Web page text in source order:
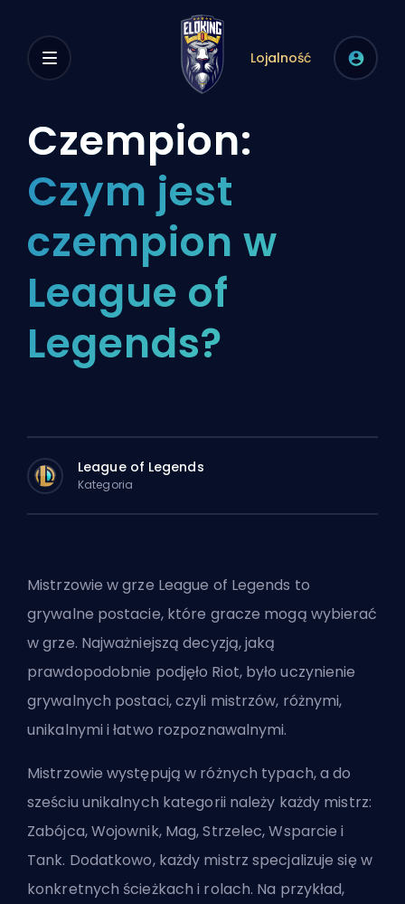
Lojalność
Czempion:
Czym jest
czempion w
League of
Legends?
League of Legends
Kategoria
Mistrzowie w grze League of Legends to
grywalne postacie, które gracze mogą wybierać
w grze. Najważniejszą decyzją, jaką
prawdopodobnie podjęło Riot, było uczynienie
grywalnych postaci, czyli mistrzów, różnymi,
unikalnymi i łatwo rozpoznawalnymi.
Mistrzowie występują w różnych typach, a do
sześciu unikalnych kategorii należy każdy mistrz:
Zabójca, Wojownik, Mag, Strzelec, Wsparcie i
Tank. Dodatkowo, każdy mistrz specjalizuje się w
konkretnych ścieżkach i rolach. Na przykład,